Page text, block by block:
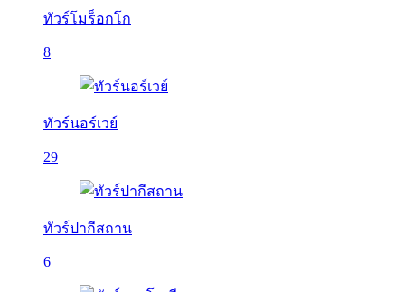
ทัวร์โมร็อกโก
8
ทัวร์นอร์เวย์
29
ทัวร์ปากีสถาน
6